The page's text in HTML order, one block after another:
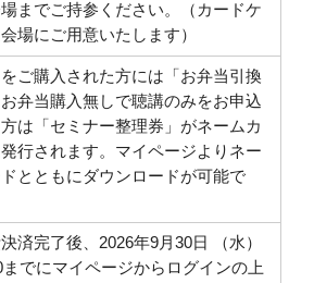
場までご持参ください。（カードケ
場にご用意いたします）
ご購入された方には「お弁当引換
弁当購入無しで聴講のみをお申込
は「セミナー整理券」がネームカ
行されます。マイページよりネー
とともにダウンロードが可能で
済完了後、2026年9月30日 （水）
までにマイページからログインの上